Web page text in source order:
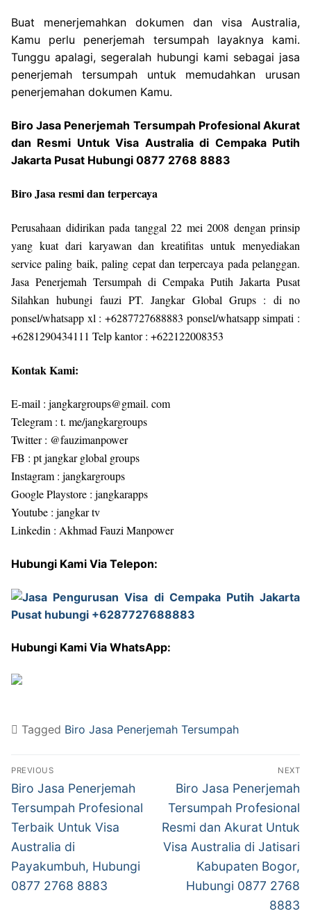
Buat menerjemahkan dokumen dan visa Australia,
Kamu perlu penerjemah tersumpah layaknya kami.
Tunggu apalagi, segeralah hubungi kami sebagai jasa
penerjemah tersumpah untuk memudahkan urusan
penerjemahan dokumen Kamu.
Biro Jasa Penerjemah Tersumpah Profesional Akurat
dan Resmi Untuk Visa Australia di Cempaka Putih
Jakarta Pusat Hubungi 0877 2768 8883
Biro Jasa resmi dan terpercaya
Perusahaan didirikan pada tanggal 22 mei 2008 dengan prinsip
yang kuat dari karyawan dan kreatifitas untuk menyediakan
service paling baik, paling cepat dan terpercaya pada pelanggan.
Jasa Penerjemah Tersumpah di Cempaka Putih Jakarta Pusat
Silahkan hubungi fauzi PT. Jangkar Global Grups : di no
ponsel/whatsapp xl : +6287727688883 ponsel/whatsapp simpati :
+6281290434111 Telp kantor : +622122008353
Kontak Kami:
E-mail : jangkargroups@gmail. com
Telegram : t. me/jangkargroups
Twitter : @fauzimanpower
FB : pt jangkar global groups
Instagram : jangkargroups
Google Playstore : jangkarapps
Youtube : jangkar tv
Linkedin : Akhmad Fauzi Manpower
Hubungi Kami Via Telepon:
Hubungi Kami Via WhatsApp:
Tagged Biro Jasa Penerjemah Tersumpah
Post
navigation
PREVIOUS
Previous
post:
Biro Jasa Penerjemah
Tersumpah Profesional
Terbaik Untuk Visa
Australia di
Payakumbuh, Hubungi
0877 2768 8883
NEXT
Next
post:
Biro Jasa Penerjemah
Tersumpah Profesional
Resmi dan Akurat Untuk
Visa Australia di Jatisari
Kabupaten Bogor,
Hubungi 0877 2768
8883